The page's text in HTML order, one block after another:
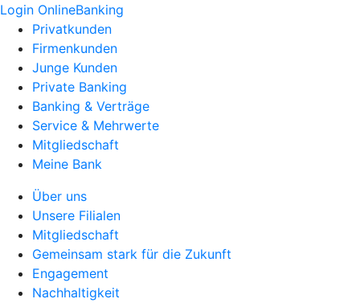
Login OnlineBanking
Privatkunden
Firmenkunden
Junge Kunden
Private Banking
Banking & Verträge
Service & Mehrwerte
Mitgliedschaft
Meine Bank
Über uns
Unsere Filialen
Mitgliedschaft
Gemeinsam stark für die Zukunft
Engagement
Nachhaltigkeit